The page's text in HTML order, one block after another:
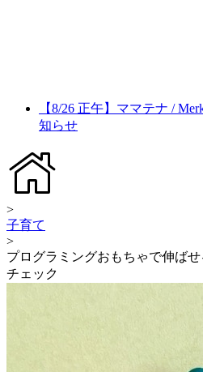
【8/26 正午】ママテナ /
知らせ
>
子育て
>
プログラミングおもちゃで伸ば
チェック